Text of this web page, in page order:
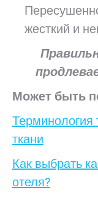
жесткий и
Может быть
Терминология
ткани
Как выбрать
отеля?